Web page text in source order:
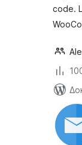
code.